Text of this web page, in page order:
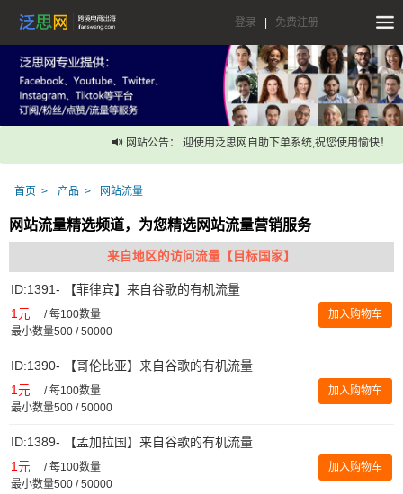
登录 免费注册
网站公告： 迎使用泛思网自助下单系统,祝您使用愉快！
首页 产品 网站流量
网站流量精选频道，为您精选网站流量营销服务
来自地区的访问流量【目标国家】
ID:1391- 【菲律宾】来自谷歌的有机流量
1元 /每100数量
最小数量500 / 50000
加入购物车
ID:1390- 【哥伦比亚】来自谷歌的有机流量
1元 /每100数量
最小数量500 / 50000
加入购物车
ID:1389- 【孟加拉国】来自谷歌的有机流量
1元 /每100数量
最小数量500 / 50000
加入购物车